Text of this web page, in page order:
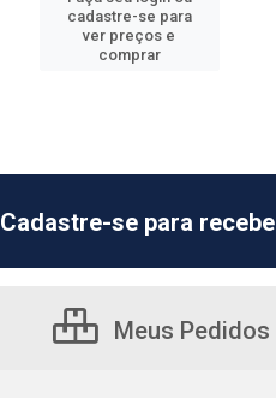
cadastre-se para
ver preços e
comprar
Cadastre-se para
Meus Pedidos